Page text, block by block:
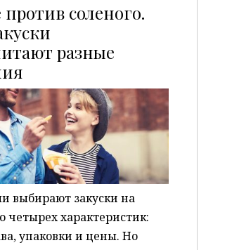
соленого.
разные
P
выбирают закуски на
четырех характеристик:
упаковки и цены. Но